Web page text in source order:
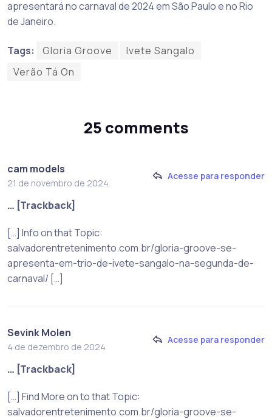
apresentará no carnaval de 2024 em São Paulo e no Rio
de Janeiro.
Tags: Gloria Groove
Ivete Sangalo
Verão Tá On
25 comments
cam models
21 de novembro de 2024
Acesse para responder
… [Trackback]
[…] Info on that Topic:
salvadorentretenimento.com.br/gloria-groove-se-
apresenta-em-trio-de-ivete-sangalo-na-segunda-de-
carnaval/ […]
Sevink Molen
4 de dezembro de 2024
Acesse para responder
… [Trackback]
[…] Find More on to that Topic:
salvadorentretenimento.com.br/gloria-groove-se-